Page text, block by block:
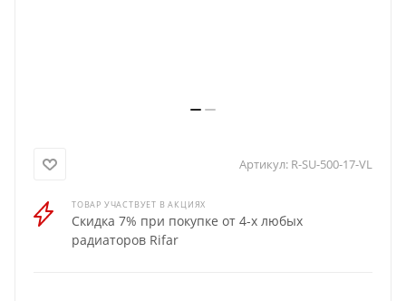
Артикул: R-SU-500-17-VL
ТОВАР УЧАСТВУЕТ В АКЦИЯХ
Скидка 7% при покупке от 4-х любых
радиаторов Rifar